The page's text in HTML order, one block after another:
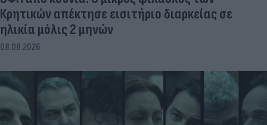
Κρητικών απέκτησε εισιτήριο διαρκείας σε
ηλικία μόλις 2 μηνών
08.08.2026